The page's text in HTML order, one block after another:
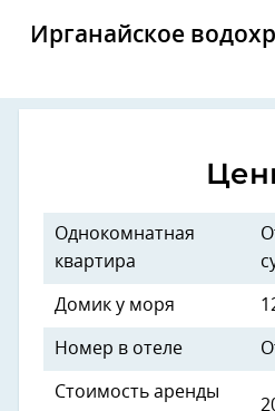
Ирганайское
Однокомнатная
квартира
Домик у моря
Номер в отеле
Стоимость аренды